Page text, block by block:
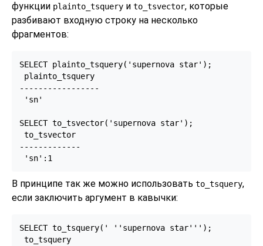
функции plainto_tsquery и to_tsvector, которые
разбивают входную строку на несколько
фрагментов:
SELECT plainto_tsquery('supernova star');
plainto_tsquery
-----------------
'sn'
SELECT to_tsvector('supernova star');
to_tsvector
-------------
В принципе так же можно использовать to_tsquery,
если заключить аргумент в кавычки:
SELECT to_tsquery(' ''supernova star''');
to_tsquery